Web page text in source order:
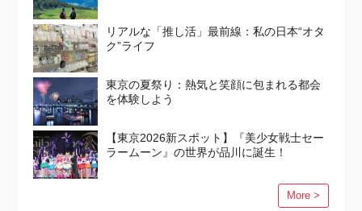
リアルな「推し活」最前線：私の日本“オタ
ク”ライフ
東京の夏祭り：熱気と笑顔に包まれる都会
を体験しよう
【東京2026新スポット】『美少女戦士セー
ラームーン』の世界が品川に誕生！
More >